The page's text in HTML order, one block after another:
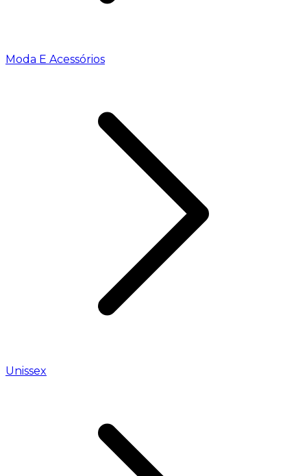
Moda E Acessórios
Unissex